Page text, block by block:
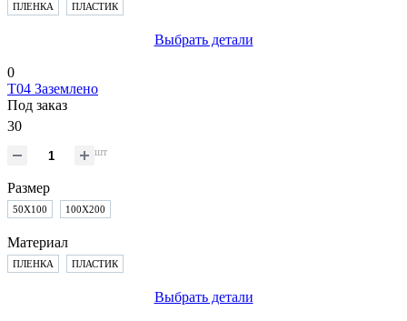
ПЛЕНКА ПЛАСТИК
Выбрать детали
0
T04 Заземлено
Под заказ
30
шт
Размер
50Х100 100Х200
Материал
ПЛЕНКА ПЛАСТИК
Выбрать детали